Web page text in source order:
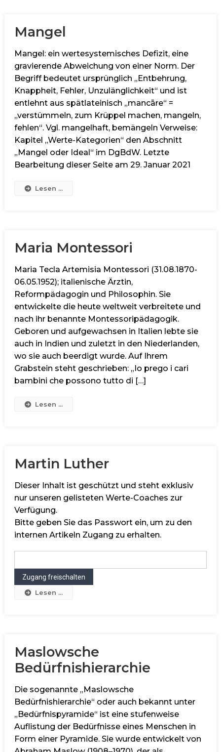
Mangel
Mangel: ein wertesystemisches Defizit, eine
gravierende Abweichung von einer Norm. Der
Begriff bedeutet ursprünglich „Entbehrung,
Knappheit, Fehler, Unzulänglichkeit“ und ist
entlehnt aus spätlateinisch „mancāre“ =
„verstümmeln, zum Krüppel machen, mangeln,
fehlen“. Vgl. mangelhaft, bemängeln Verweise:
Kapitel „Werte-Kategorien“ den Abschnitt
„Mangel oder Ideal“ im DgBdW. Letzte
Bearbeitung dieser Seite am 29. Januar 2021
Lesen ...
Maria Montessori
Maria Tecla Artemisia Montessori (31.08.1870-
06.05.1952); italienische Ärztin,
Reformpädagogin und Philosophin. Sie
entwickelte die heute weltweit verbreitete und
nach ihr benannte Montessoripädagogik.
Geboren und aufgewachsen in Italien lebte sie
auch in Indien und zuletzt in den Niederlanden,
wo sie auch beerdigt wurde. Auf Ihrem
Grabstein steht geschrieben: „Io prego i cari
bambini che possono tutto di […]
Lesen ...
Martin Luther
Dieser Inhalt ist geschützt und steht exklusiv
nur unseren gelisteten Werte-Coaches zur
Verfügung.
Bitte geben Sie das Passwort ein, um zu den
internen Artikeln Zugang zu erhalten.
Lesen ...
Maslowsche
Bedürfnishierarchie
Die sogenannte „Maslowsche
Bedürfnishierarchie“ oder auch bekannt unter
„Bedürfnispyramide“ ist eine stufenweise
Auflistung der Bedürfnisse eines Menschen in
Form einer Pyramide. Sie wurde entwickelt von